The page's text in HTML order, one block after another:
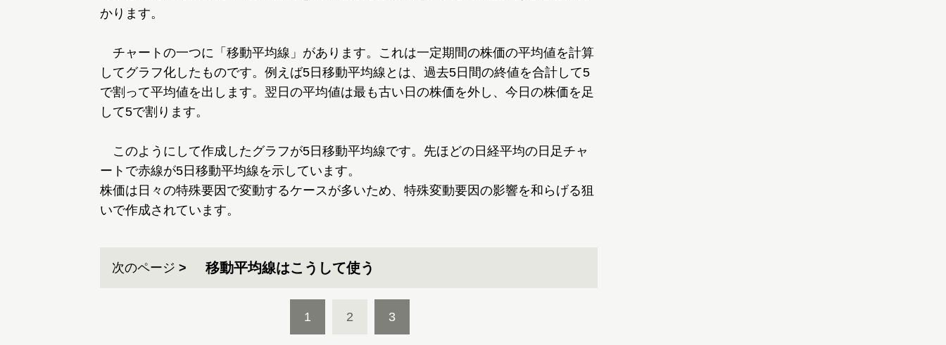
かります。
チャートの一つに「移動平均線」があります。これは一定期間の株価の平均値を計算
してグラフ化したものです。例えば5日移動平均線とは、過去5日間の終値を合計して5
で割って平均値を出します。翌日の平均値は最も古い日の株価を外し、今日の株価を足
して5で割ります。
このようにして作成したグラフが5日移動平均線です。先ほどの日経平均の日足チャ
ートで赤線が5日移動平均線を示しています。
株価は日々の特殊要因で変動するケースが多いため、特殊変動要因の影響を和らげる狙
いで作成されています。
次のページ 移動平均線はこうして使う
1 2 3